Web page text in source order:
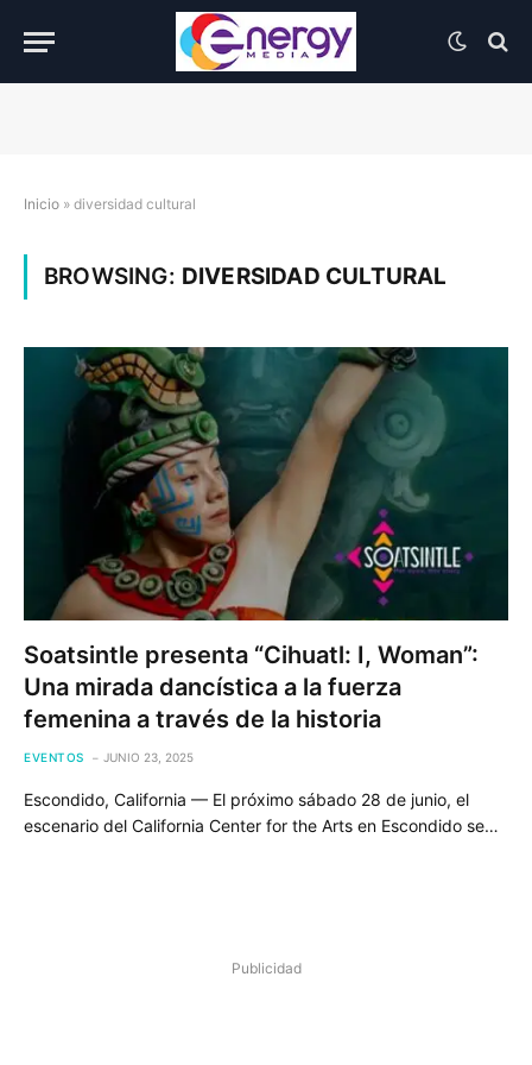
Inicio » diversidad cultural
BROWSING: DIVERSIDAD CULTURAL
Soatsintle presenta “Cihuatl: I, Woman”:
Una mirada dancística a la fuerza
femenina a través de la historia
EVENTOS JUNIO 23, 2025
Escondido, California — El próximo sábado 28 de junio, el
escenario del California Center for the Arts en Escondido se…
Publicidad